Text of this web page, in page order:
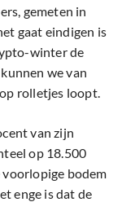
gemeten in
gaat eindigen is
winter de
we van
rolletjes loopt.
van zijn
op 18.500
bodem
enge is dat de